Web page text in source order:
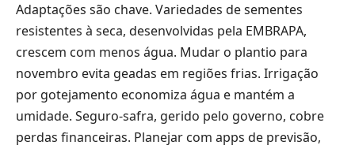
Adaptações são chave. Variedades de sementes
resistentes à seca, desenvolvidas pela EMBRAPA,
crescem com menos água. Mudar o plantio para
novembro evita geadas em regiões frias. Irrigação
por gotejamento economiza água e mantém a
umidade. Seguro-safra, gerido pelo governo, cobre
perdas financeiras. Planejar com apps de previsão,